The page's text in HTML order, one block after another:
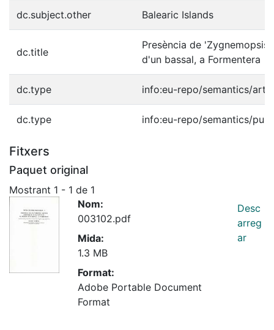
dc.subject.other Balearic Islands
dc.title
Presència de
d'un bassal, a Formentera
dc.type info:eu-repo/semantics/
dc.type info:eu-repo/semantics/
Fitxers
Paquet original
Mostrant 1 - 1 de 1
Nom:
003102.pdf
Mida:
1.3 MB
Format:
Adobe Portable Document
Format
Desc
arreg
ar